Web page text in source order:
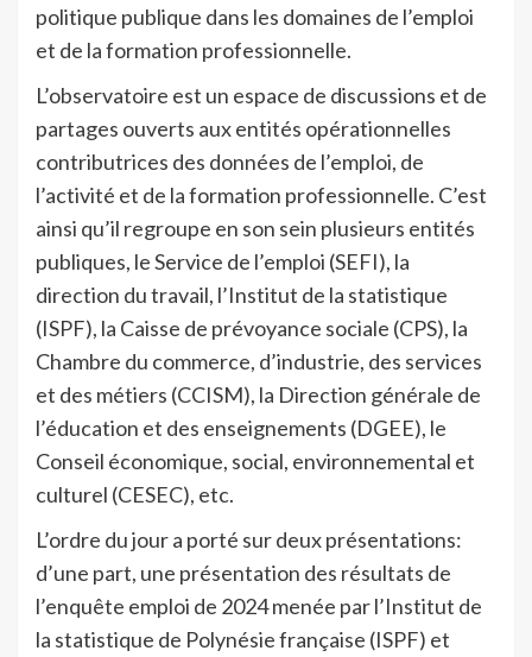
politique publique dans les domaines de l’emploi
et de la formation professionnelle.
L’observatoire est un espace de discussions et de
partages ouverts aux entités opérationnelles
contributrices des données de l’emploi, de
l’activité et de la formation professionnelle. C’est
ainsi qu’il regroupe en son sein plusieurs entités
publiques, le Service de l’emploi (SEFI), la
direction du travail, l’Institut de la statistique
(ISPF), la Caisse de prévoyance sociale (CPS), la
Chambre du commerce, d’industrie, des services
et des métiers (CCISM), la Direction générale de
l’éducation et des enseignements (DGEE), le
Conseil économique, social, environnemental et
culturel (CESEC), etc.
L’ordre du jour a porté sur deux présentations:
d’une part, une présentation des résultats de
l’enquête emploi de 2024 menée par l’Institut de
la statistique de Polynésie française (ISPF) et